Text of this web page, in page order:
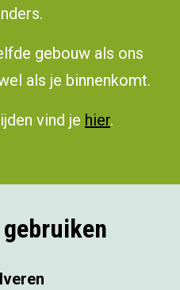
gebouw als ons
als je binnenkomt.
vind je hier.